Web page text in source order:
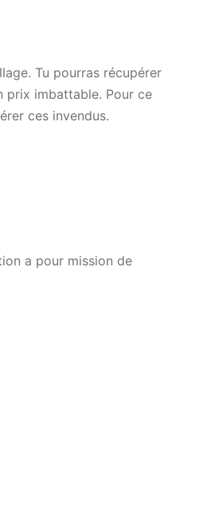
Tu pourras récupérer
prix imbattable. Pour ce
ces invendus.
a pour mission de